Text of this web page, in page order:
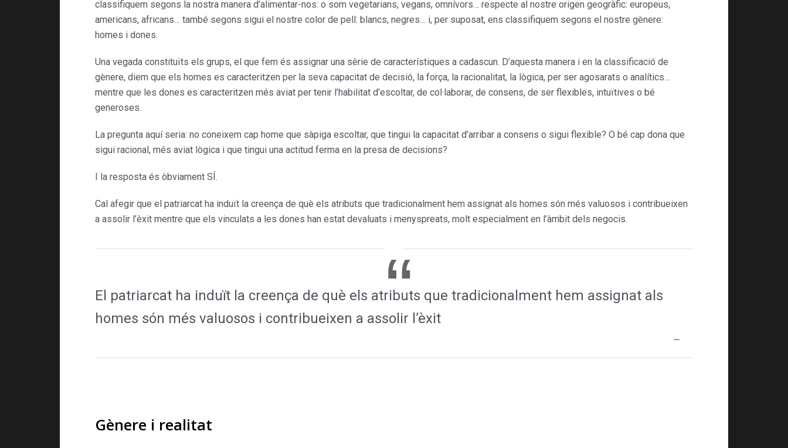
classifiquem segons la nostra manera d’alimentar-nos: o som vegetarians, vegans, omní­vors… respecte al nostre origen geo­gràfic: europeus,
americans, afri­cans… també segons sigui el nostre color de pell: blancs, negres… i, per suposat, ens classifiquem segons el nostre gènere:
homes i dones.
Una vegada constituïts els grups, el que fem és assignar una sèrie de característiques a cadascun. D’aquesta manera i en la classifica­ció de
gènere, diem que els homes es caracteritzen per la seva capa­citat de decisió, la força, la racio­nalitat, la lògica, per ser agosarats o analítics…
mentre que les dones es caracteritzen més aviat per tenir l’habilitat d’escoltar, de col·laborar, de consens, de ser flexibles, intuïti­ves o bé
generoses.
La pregunta aquí seria: no conei­xem cap home que sàpiga escoltar, que tingui la capacitat d’arribar a consens o sigui flexible? O bé cap dona que
sigui racional, més aviat lògica i que tingui una actitud ferma en la presa de decisions?
I la resposta és òbviament SÍ.
Cal afegir que el patriarcat ha induït la creença de què els atributs que tradicionalment hem assignat als homes són més valuosos i con­tribueixen
a assolir l’èxit mentre que els vinculats a les dones han estat devaluats i menyspreats, molt espe­cialment en l’àmbit dels negocis.
El patriarcat ha induït la creença de què els atributs que tradicionalment hem assignat als
homes són més valuosos i contribueixen a assolir l’èxit
Gènere i realitat